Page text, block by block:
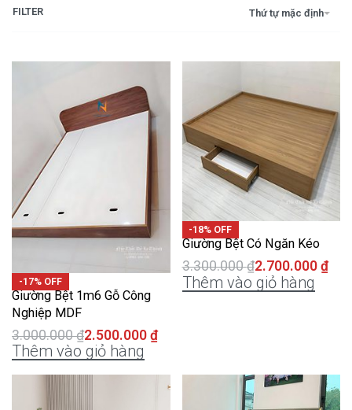
Thứ tự mặc định
FILTER
-17% OFF
Giường Bệt 1m6 Gỗ Công
Nghiệp MDF
3.000.000₫2.500.000 ₫
Thêm vào giỏ hàng
-18% OFF
Giường Bệt Có Ngăn Kéo
3.300.000₫2.700.000 ₫
Thêm vào giỏ hàng